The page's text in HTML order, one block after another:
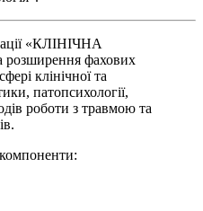
«КЛІНІЧНА
фахових
клінічної та
патопсихології,
роботи з травмою та